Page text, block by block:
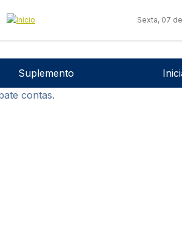
Sexta, 07
Suplemento
contas.